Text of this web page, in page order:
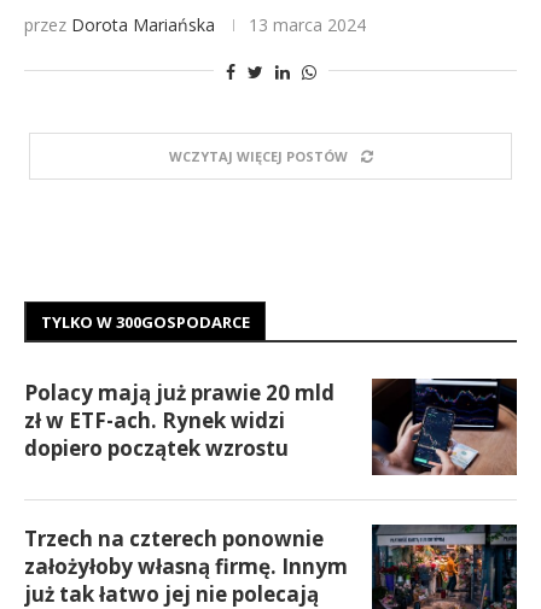
przez Dorota Mariańska 13 marca 2024
WCZYTAJ WIĘCEJ POSTÓW
TYLKO W 300GOSPODARCE
Polacy mają już prawie 20 mld
zł w ETF-ach. Rynek widzi
dopiero początek wzrostu
Trzech na czterech ponownie
założyłoby własną firmę. Innym
już tak łatwo jej nie polecają